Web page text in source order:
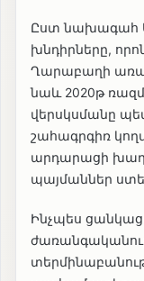
Ըստ նախագահ
խնդիրները,
Ղարաբաղի
նաև 2020թ
վերսկսմանը
շահագրգիռ
արդարացի
պայմաններ
Ինչպես